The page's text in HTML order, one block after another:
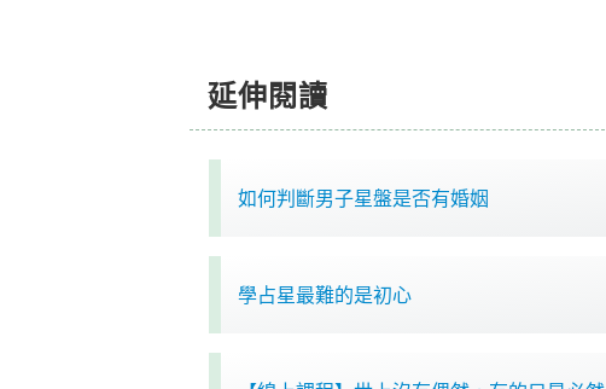
延伸閱讀
如何判斷男子星盤是否有婚姻
學占星最難的是初心